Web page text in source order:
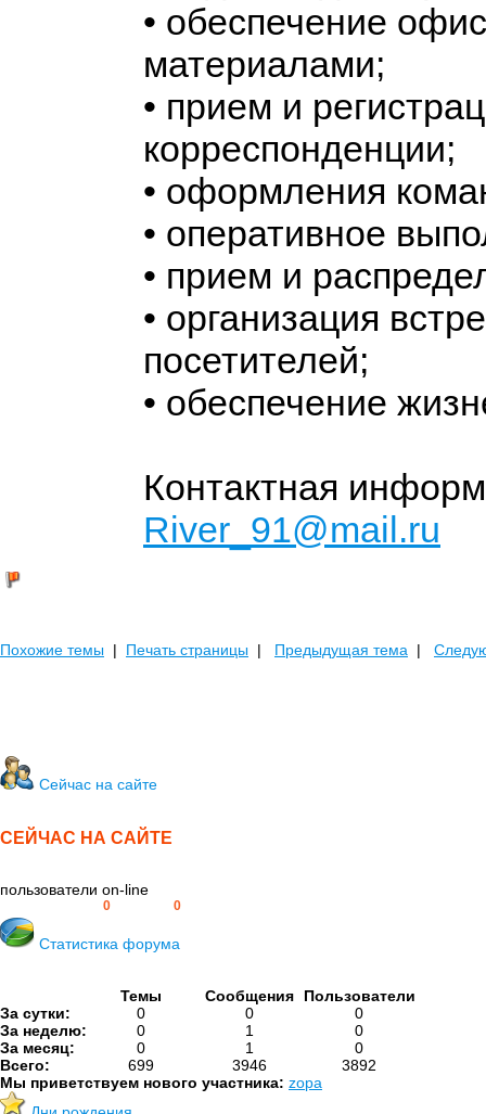
• обеспечение
материалами;
• прием и
корреспонденции;
• оформления
• оперативное
• прием и
• организация
посетителей;
• обеспечение
Контактная
River_91@mail.ru
Похожие темы | Печать страницы | Предыдущая тема |
Сейчас на сайте
СЕЙЧАС НА САЙТЕ
пользователи on-line
0 0
Статистика форума
Темы Сообщения
Пользователи
За сутки:
0 0
0
За неделю:
0 1
0
За месяц:
0 1
0
Всего:
699 3946
3892
Мы приветствуем нового участника: zopa